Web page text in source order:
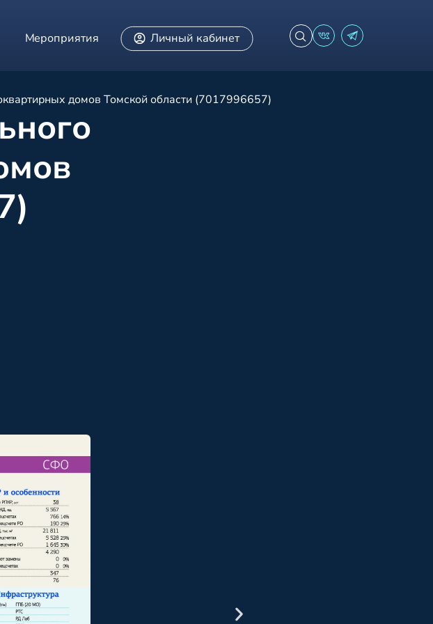
Мероприятия Личный кабинет
домов Томской области (7017996657)